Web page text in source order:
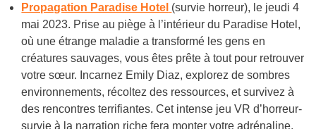
Propagation Paradise Hotel (survie horreur), le jeudi 4
mai 2023. Prise au piège à l’intérieur du Paradise Hotel,
où une étrange maladie a transformé les gens en
créatures sauvages, vous êtes prête à tout pour retrouver
votre sœur. Incarnez Emily Diaz, explorez de sombres
environnements, récoltez des ressources, et survivez à
des rencontres terrifiantes. Cet intense jeu VR d’horreur-
survie à la narration riche fera monter votre adrénaline.